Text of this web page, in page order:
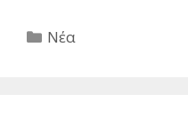
Κατηγορίες
Νέα